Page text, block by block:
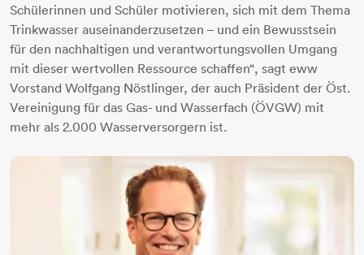
Schülerinnen und Schüler motivieren, sich mit dem Thema
Trinkwasser auseinanderzusetzen – und ein Bewusstsein
für den nachhaltigen und verantwortungsvollen Umgang
mit dieser wertvollen Ressource schaffen“, sagt eww
Vorstand Wolfgang Nöstlinger, der auch Präsident der Öst.
Vereinigung für das Gas- und Wasserfach (ÖVGW) mit
mehr als 2.000 Wasserversorgern ist.